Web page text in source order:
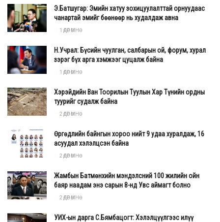
тогтнох үйл хэргийн үзэл санааг бүхий л талаар
дэмждэг байв. Энэ мэтээр язгуур үндсээ хамгаалж,
голомтыг сэргээн бадраах үндэсний хувьсгалыг
ялалтад хүргэхэд Богд гэгээнтэй хамгийн ойр байж,
хамтарсан ноёд нь Сайн ноён Намнансүрэн, Түшээ гүн
Чагдаржав нар байсан ажээ.
Э.Батшугар: Эмийн хатуу зохицуулалттай орнуудаас
чанартай эмийг бөөнөөр нь худалдаж авна
1 ӨДӨР ӨМНӨ
Н.Учрал: Бүсийн чуулган, салбарын ой, форум, хурал
зэрэг бүх арга хэмжээг цуцалж байна
1 ӨДӨР ӨМНӨ
Хэрэйдийн Ван Тоорилын Туулын Хар Түнийн ордны
туурийг судалж байна
2 ӨДӨР ӨМНӨ
Өргөдлийн байнгын хороо нийт 9 удаа хуралдаж, 16
асуудал хэлэлцсэн байна
2 ӨДӨР ӨМНӨ
Жамбын Батмөнхийн мэндэлсний 100 жилийн ойн
баяр наадам энэ сарын 8-нд Увс аймагт болно
2 ӨДӨР ӨМНӨ
УИХ-ын дарга С.Бямбацогт: Хэлэлцүүлгээс илүү